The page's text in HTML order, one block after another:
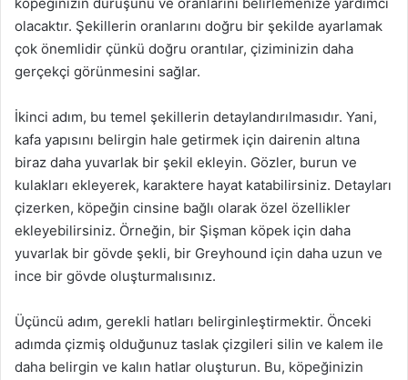
olacaktır. Şekillerin oranlarını doğru bir şekilde ayarlamak
çok önemlidir çünkü doğru orantılar, çiziminizin daha
gerçekçi görünmesini sağlar.
İkinci adım, bu temel şekillerin detaylandırılmasıdır. Yani,
kafa yapısını belirgin hale getirmek için dairenin altına
biraz daha yuvarlak bir şekil ekleyin. Gözler, burun ve
kulakları ekleyerek, karaktere hayat katabilirsiniz. Detayları
çizerken, köpeğin cinsine bağlı olarak özel özellikler
ekleyebilirsiniz. Örneğin, bir Şişman köpek için daha
yuvarlak bir gövde şekli, bir Greyhound için daha uzun ve
ince bir gövde oluşturmalısınız.
Üçüncü adım, gerekli hatları belirginleştirmektir. Önceki
adımda çizmiş olduğunuz taslak çizgileri silin ve kalem ile
daha belirgin ve kalın hatlar oluşturun. Bu, köpeğinizin